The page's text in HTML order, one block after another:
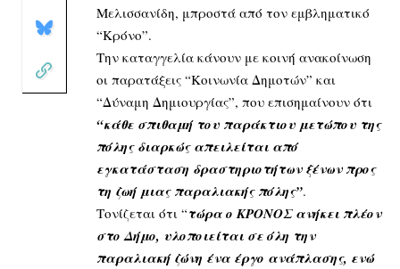
Μελισσανίδη, μπροστά από τον εμβληματικό
“Κρόνο”.
Την καταγγελία κάνουν με κοινή ανακοίνωση
οι παρατάξεις “Κοινωνία Δημοτών” και
“Δύναμη Δημιουργίας”, που επισημαίνουν ότι
“κάθε σπιθαμή του παράκτιου μετώπου της
πόλης διαρκώς απειλείται από
εγκατάσταση δραστηριοτήτων ξένων προς
τη ζωή μιας παραλιακής πόλης”.
Τονίζεται ότι “τώρα ο ΚΡΟΝΟΣ ανήκει πλέον
στο Δήμο, υλοποιείται σε όλη την
παραλιακή ζώνη ένα έργο ανάπλασης, ενώ